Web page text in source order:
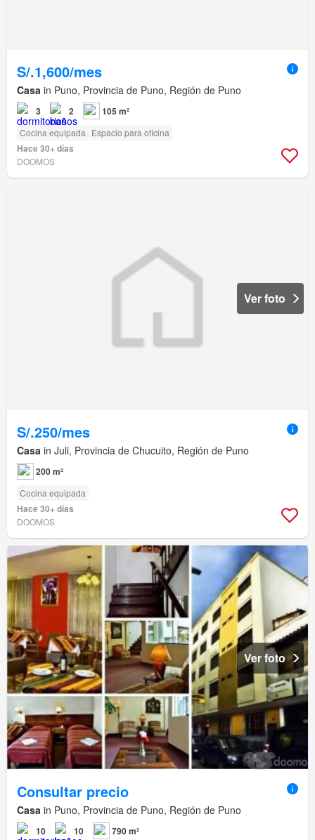
S/.1,600/mes
Casa in Puno, Provincia de Puno, Región de Puno
3 2 105 m²
Cocina equipada Espacio para oficina
Hace 30+ días
DOOMOS
Ver foto
S/.250/mes
Casa in Juli, Provincia de Chucuito, Región de Puno
200 m²
Cocina equipada
Hace 30+ días
DOOMOS
Ver foto
Consultar precio
Casa in Puno, Provincia de Puno, Región de Puno
10 10 790 m²